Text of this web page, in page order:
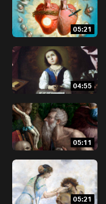
05:21
04:55
05:11
05:21